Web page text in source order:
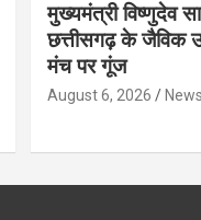
मुख्यमंत्री विष्णुदेव
छत्तीसगढ़ के जैविक
मंच पर गूंज
August 6, 2026